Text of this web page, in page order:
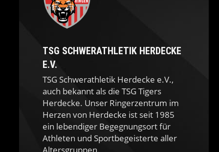
TSG SCHWERATHLETIK HERDECKE
E.V.
TSG Schwerathletik Herdecke e.V.,
auch bekannt als die TSG Tigers
Herdecke. Unser Ringerzentrum im
Herzen von Herdecke ist seit 1985
ein lebendiger Begegnungsort für
Athleten und Sportbegeisterte aller